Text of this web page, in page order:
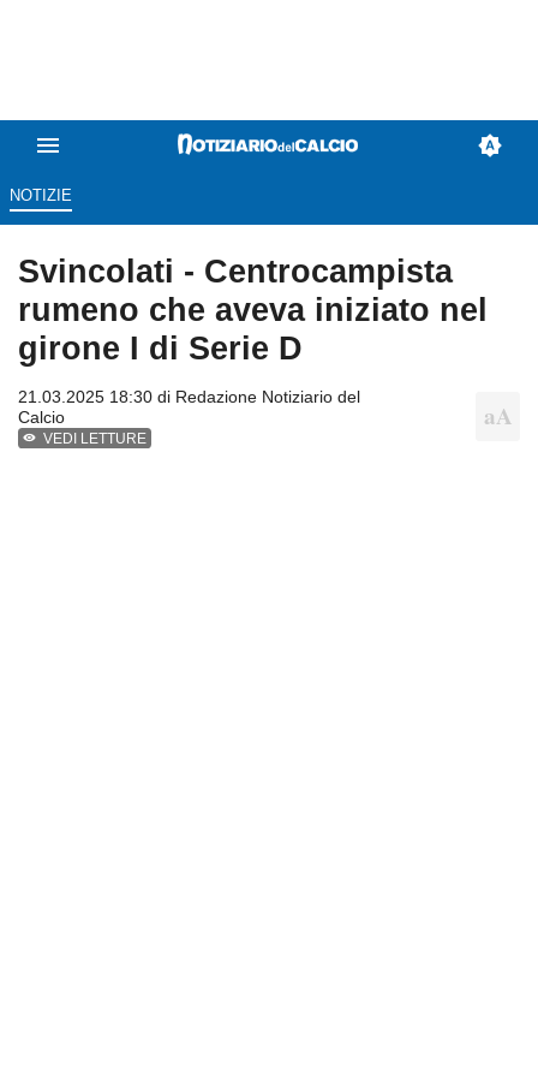
NOTIZIE
Svincolati - Centrocampista
rumeno che aveva iniziato nel
girone I di Serie D
21.03.2025 18:30 di Redazione Notiziario del
Calcio
VEDI LETTURE